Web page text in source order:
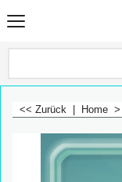
<< Zurück Home >